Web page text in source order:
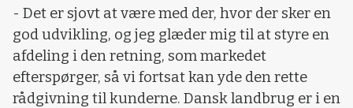
- Det er sjovt at være med der, hvor der sker en
god udvikling, og jeg glæder mig til at styre en
afdeling i den retning, som markedet
efterspørger, så vi fortsat kan yde den rette
rådgivning til kunderne. Dansk landbrug er i en